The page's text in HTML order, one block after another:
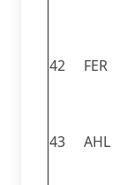
42 FER
43 AHL